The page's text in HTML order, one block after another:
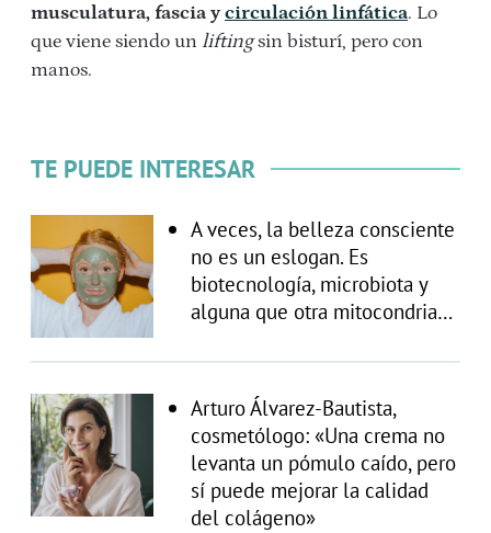
musculatura, fascia y circulación linfática. Lo
que viene siendo un liftingsin bisturí, pero con
manos.
TE PUEDE INTERESAR
A veces, la belleza consciente
no es un eslogan. Es
biotecnología, microbiota y
alguna que otra mitocondria…
Arturo Álvarez-Bautista,
cosmetólogo: «Una crema no
levanta un pómulo caído, pero
sí puede mejorar la calidad
del colágeno»